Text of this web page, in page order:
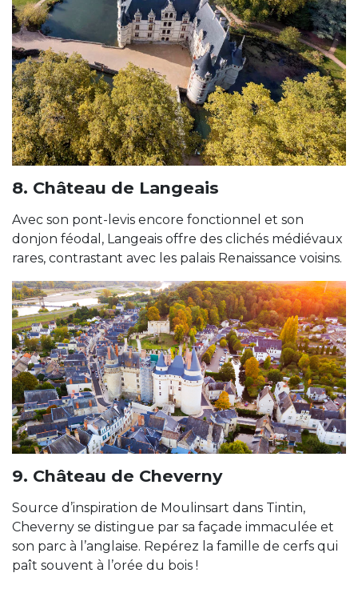
8. Château de Langeais
Avec son pont-levis encore fonctionnel et son
donjon féodal, Langeais offre des clichés médiévaux
rares, contrastant avec les palais Renaissance voisins.
9. Château de Cheverny
Source d’inspiration de Moulinsart dans Tintin,
Cheverny se distingue par sa façade immaculée et
son parc à l’anglaise. Repérez la famille de cerfs qui
paît souvent à l’orée du bois !